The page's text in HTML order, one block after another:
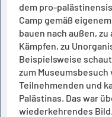
dem pro-
Camp gemäß
bauen nach außen,
Kämpfen, zu
Beispielsweise
zum
Teilnehmenden und
Palästinas. Das war
wiederkehrendes Bild.